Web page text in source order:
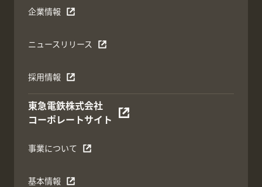
企業情報
ニュースリリース
採用情報
東急電鉄株式会社
コーポレートサイト
事業について
基本情報